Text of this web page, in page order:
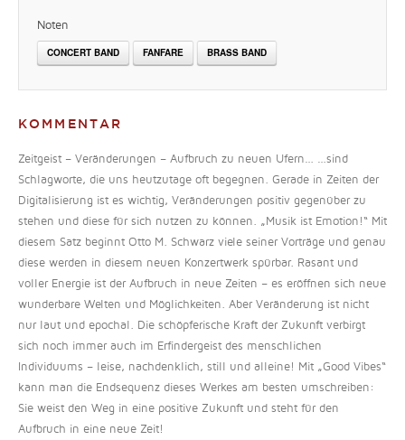
Noten
CONCERT BAND FANFARE BRASS BAND
KOMMENTAR
Zeitgeist – Veränderungen – Aufbruch zu neuen Ufern… …sind
Schlagworte, die uns heutzutage oft begegnen. Gerade in Zeiten der
Digitalisierung ist es wichtig, Veränderungen positiv gegenüber zu
stehen und diese für sich nutzen zu können. „Musik ist Emotion!“ Mit
diesem Satz beginnt Otto M. Schwarz viele seiner Vorträge und genau
diese werden in diesem neuen Konzertwerk spürbar. Rasant und
voller Energie ist der Aufbruch in neue Zeiten – es eröffnen sich neue
wunderbare Welten und Möglichkeiten. Aber Veränderung ist nicht
nur laut und epochal. Die schöpferische Kraft der Zukunft verbirgt
sich noch immer auch im Erfindergeist des menschlichen
Individuums – leise, nachdenklich, still und alleine! Mit „Good Vibes“
kann man die Endsequenz dieses Werkes am besten umschreiben:
Sie weist den Weg in eine positive Zukunft und steht für den
Aufbruch in eine neue Zeit!